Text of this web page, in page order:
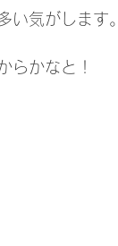
気がします。
らかなと！